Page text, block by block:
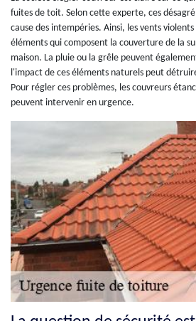
fuites de toit. Selon cette experte, ces
cause des intempéries. Ainsi, les vents
éléments qui composent la couverture de la
maison. La pluie ou la grêle peuvent
l'impact de ces éléments naturels peut
Pour régler ces problèmes, les couvreurs
peuvent intervenir en urgence.